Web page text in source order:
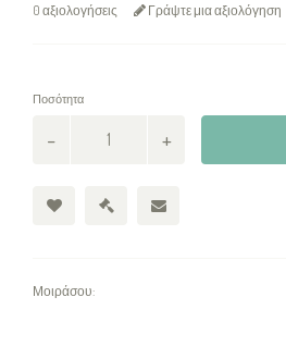
0 αξιολογήσεις Γράψτε μια αξιολόγηση
Ποσότητα
Μοιράσου: